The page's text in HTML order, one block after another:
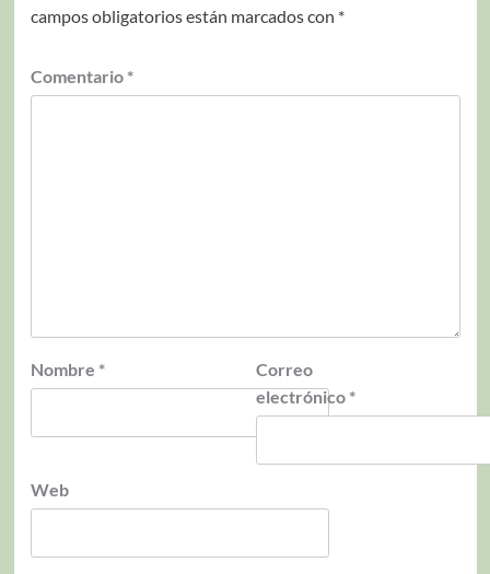
campos obligatorios están marcados con *
Comentario *
Nombre *
Correo
electrónico *
Web